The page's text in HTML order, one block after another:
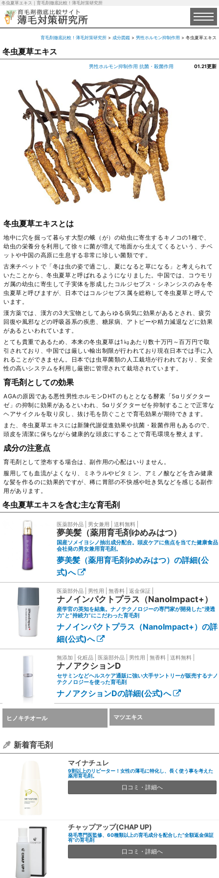
冬虫夏草エキス｜育毛剤徹底比較！薄毛対策研究所
育毛剤徹底比較！薄毛対策研究所 > 成分図鑑 > 男性ホルモン抑制作用 > 冬虫夏草エキス
冬虫夏草エキス
男性ホルモン抑制作用 抗菌・殺菌作用 01.21更新
冬虫夏草エキスとは
地中に穴を掘って暮らす大型の蛾（が）の幼虫に寄生するキノコの1種で、
幼虫の栄養分を利用して徐々に菌が増えて地面から生えてくるという、チベ
ットや中国の高原に生息する非常に珍しい菌類です。
古来チベットで「冬は虫の姿で過ごし、夏になると草になる」と考えられて
いたことから、冬虫夏草と呼ばれるようになりました。中国では、コウモリ
ガ属の幼虫に寄生して子実体を形成したコルジセプス・シネンシスのみを冬
虫夏草と呼びますが、日本ではコルジセプス属を総称して冬虫夏草と呼んで
います。
漢方薬では、漢方の3大宝物としてあらゆる病気に効果があるとされ、疲労
回復や風邪などの呼吸器系の疾患、糖尿病、アトピーや精力減退などに効果
があるといわれています。
とても貴重であるため、本来の冬虫夏草は1㎏あたり数十万円～百万円で取
引されており、中国では厳しい輸出制限が行われており現在日本では手に入
れることができません。日本では虫草菌類の人工栽培が行われており、安全
性の高いシステムを利用し厳密に管理されて栽培されています。
育毛剤としての効果
AGAの原因である悪性男性ホルモンDHTのもととなる酵素「5αリダクター
ゼ」の抑制に効果があるといわれ、5αリダクターゼを抑制することで正常な
ヘアサイクルを取り戻し、抜け毛を防ぐことで育毛効果が期待できます。
また、冬虫夏草エキスには新陳代謝促進効果や抗菌・殺菌作用もあるので、
頭皮を清潔に保ちながら健康的な頭皮にすることで育毛環境を整えます。
成分の注意点
育毛剤として塗布する場合は、副作用の心配はいりません。
服用しても血流がよくなり、ミネラルやビタミン、アミノ酸などを含み健康
な髪を作るのに効果的ですが、稀に胃部の不快感や吐き気などを感じる副作
用があります。
冬虫夏草エキスを含む主な育毛剤
医薬部外品 男女兼用 送料無料
夢美髪（薬用育毛剤ゆめみはつ）
国産ソメイヨシノ抽出成分配合。頭皮ケアに焦点を当てた健康食品
会社発の男女兼用育毛剤。
夢美髪（薬用育毛剤ゆめみはつ）の詳細(公
式)へ
医薬部外品 男性用 無香料 返金保証
ナノインパクトプラス（NanoImpact+）
産学官の英知を結集。ナノテクノロジーの専門家が開発した”浸透
力”と”持続力”にこだわった育毛剤
ナノインパクトプラス（NanoImpact+）の詳
細(公式)へ
無添加 化粧品 医薬部外品 男性用 無香料 送料無料
ナノアクションD
セサミンなどヘルスケア通販に強い大手サントリーが販売するナノ
テクノロジーを使った育毛剤
ナノアクションDの詳細(公式)へ
ヒノキチオール マツエキス
新着育毛剤
マイナチュレ
9割以上のリピーター！女性の薄毛に特化し、長く使う事を考えた
薬用育毛剤。
口コミ・詳細へ
チャップアップ(CHAP UP)
発毛専門医監修、60種類以上の育毛成分を配合した”全額返金保証
有”の育毛剤
口コミ・詳細へ